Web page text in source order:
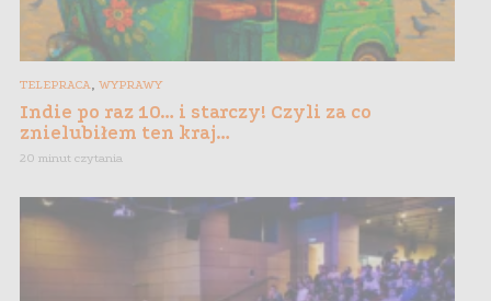
TELEPRACA, WYPRAWY
Indie po raz 10… i starczy! Czyli za co
znielubiłem ten kraj…
20 minut czytania